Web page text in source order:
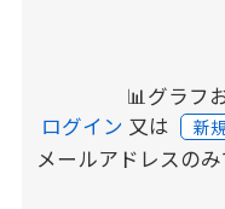
📊グラフ
ログイン 又は 新
メールアドレスの